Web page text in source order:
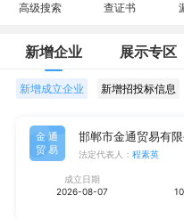
高级搜索 查证书
新增企业 展示专区
新增成立企业 新增招投标信息
金通
贸易
邯郸市金通贸易有
法定代表人： 程素英
成立日期
2026-08-07